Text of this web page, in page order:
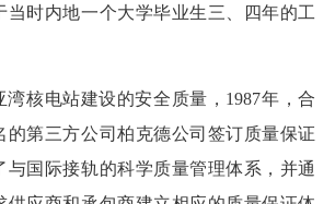
当时内地一个大学毕业生三、四年的工
湾核电站建设的安全质量，1987年，合
的第三方公司柏克德公司签订质量保证
与国际接轨的科学质量管理体系，并通